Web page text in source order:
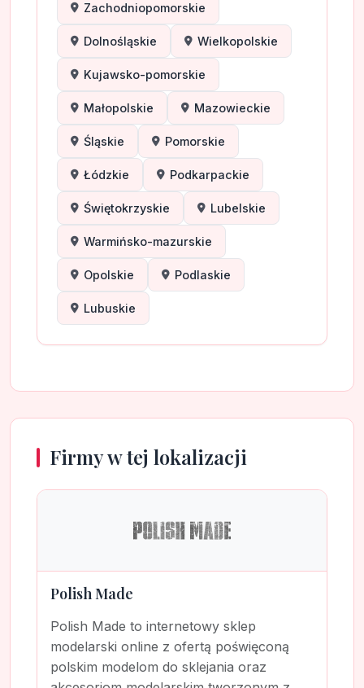
Zachodniopomorskie
Dolnośląskie Wielkopolskie
Kujawsko-pomorskie
Małopolskie Mazowieckie
Śląskie Pomorskie
Łódzkie Podkarpackie
Świętokrzyskie Lubelskie
Warmińsko-mazurskie
Opolskie Podlaskie
Lubuskie
Firmy w tej lokalizacji
Polish Made
Polish Made to internetowy sklep
modelarski online z ofertą poświęconą
polskim modelom do sklejania oraz